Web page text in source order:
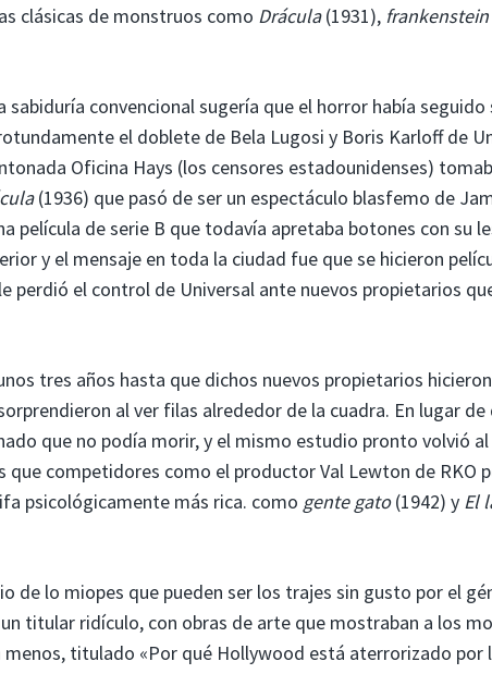
clásicas de monstruos como Drácula(1931), frankenstein
sabiduría convencional sugería que el horror había seguido
el doblete de Bela Lugosi y Boris Karloff de
Oficina Hays (los censores estadounidenses)
(1936) que pasó de ser un espectáculo blasfemo de
película de serie B que todavía apretaba botones con su
y el mensaje en toda la ciudad fue que se hicieron
perdió el control de Universal ante nuevos propietarios
tres años hasta que dichos nuevos propietarios
al ver filas alrededor de la cuadra. En lugar
que no podía morir, y el mismo estudio pronto volvió
que competidores como el productor Val Lewton de RKO
psicológicamente más rica. como gente gato(1942) y El
de lo miopes que pueden ser los trajes sin gusto por el
titular ridículo, con obras de arte que mostraban a los
menos, titulado «Por qué Hollywood está aterrorizado